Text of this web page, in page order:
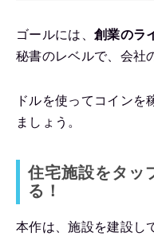
ゴールには、 創業のラ
秘書のレベルで、会社
ドルを使ってコインを
ましょう。
住宅施設をタッ
る！
本作は、施設を建設し